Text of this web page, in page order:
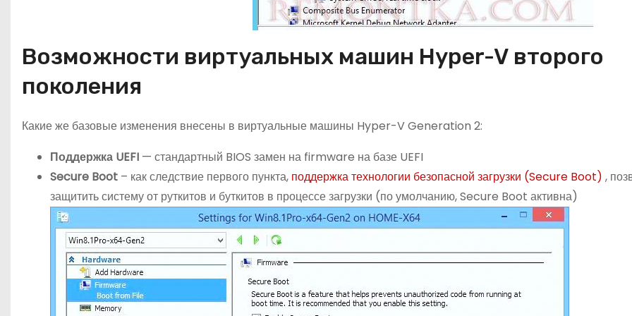
Возможности виртуальных машин Hyper-V второго
поколения
Какие же базовые изменения внесены в виртуальные машины Hyper-V Generation 2:
Поддержка UEFI — стандартный BIOS замен на firmware на базе UEFI
Secure Boot – как следствие первого пункта, поддержка технологии безопасной загрузки (Secure Boot) ,
защитить систему от руткитов и буткитов в процессе загрузки (по умолчанию, Secure Boot активна)